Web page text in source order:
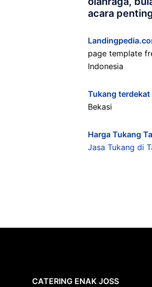
acara
page template
Indonesia
Tukang terdekat
Bekasi
Harga Tukang
Jasa Tukang di
CATERING ENAK JOSS